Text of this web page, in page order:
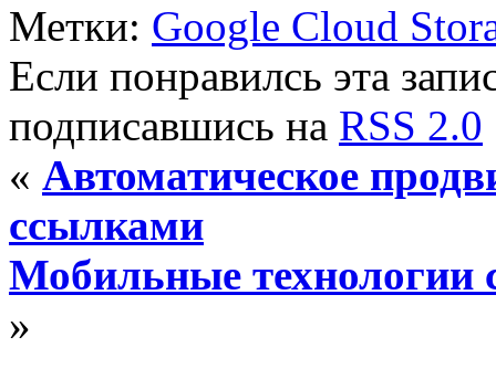
Метки: Google Cloud
Если понравилсь эта
подписавшись на RSS 2.0
« Автоматическое
ссылками
Мобильные технологии
»